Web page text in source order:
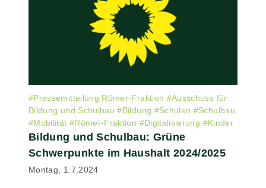
#Pressemitteilung Römer-Fraktion #Ausschuss für
Bildung und Schulbau #Bildung #Schulen #Schulbau
#Mobilität #Römer-Fraktion #Digitalisierung #Kinder
Bildung und Schulbau: Grüne
Schwerpunkte im Haushalt 2024/2025
Montag, 1.7.2024